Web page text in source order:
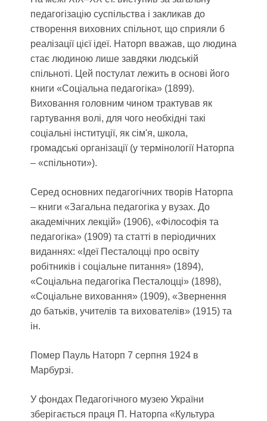
педагогізацію суспільства і закликав до
створення виховних спільнот, що сприяли б
реалізації цієї ідеї. Наторп вважав, що людина
стає людиною лише завдяки людській
спільноті. Цей постулат лежить в основі його
книги «Соціальна педагогіка» (1899).
Виховання головним чином трактував як
гартування волі, для чого необхідні такі
соціальні інституції, як сім'я, школа,
громадські організації (у термінології Наторпа
– «спільноти»).
Серед основних педагогічних творів Наторпа
– книги «Загальна педагогіка у вузах. До
академічних лекцій» (1906), «Філософія та
педагогіка» (1909) та статті в періодичних
виданнях: «Ідеї Песталоцці про освіту
робітників і соціальне питання» (1894),
«Соціальна педагогіка Песталоцці» (1898),
«Соціальне виховання» (1909), «Звернення
до батьків, учителів та вихователів» (1915) та
ін.
Помер Пауль Наторп 7 серпня 1924 в
Марбурзі.
У фондах Педагогічного музею України
зберігається праця П. Наторпа «Культура